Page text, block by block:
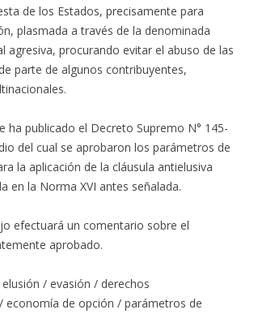
de los Estados, precisamente para
plasmada a través de la denominada
agresiva, procurando evitar el abuso de las
parte de algunos contribuyentes,
ha publicado el Decreto Supremo N° 145-
del cual se aprobaron los parámetros de
la aplicación de la cláusula antielusiva
en la Norma XVI antes señalada.
efectuará un comentario sobre el
aprobado.
elusión / evasión / derechos
economía de opción / parámetros de